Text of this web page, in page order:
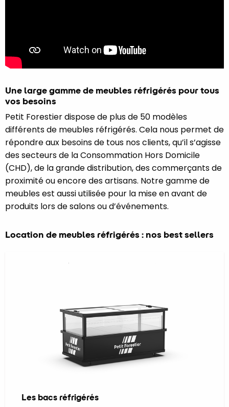
Une large gamme de meubles réfrigérés pour tous
vos besoins
Petit Forestier dispose de plus de 50 modèles
différents de meubles réfrigérés. Cela nous permet de
répondre aux besoins de tous nos clients, qu’il s’agisse
des secteurs de la Consommation Hors Domicile
(CHD), de la grande distribution, des commerçants de
proximité ou encore des artisans. Notre gamme de
meubles est aussi utilisée pour la mise en avant de
produits lors de salons ou d’événements.
Location de meubles réfrigérés : nos best sellers
Les bacs réfrigérés